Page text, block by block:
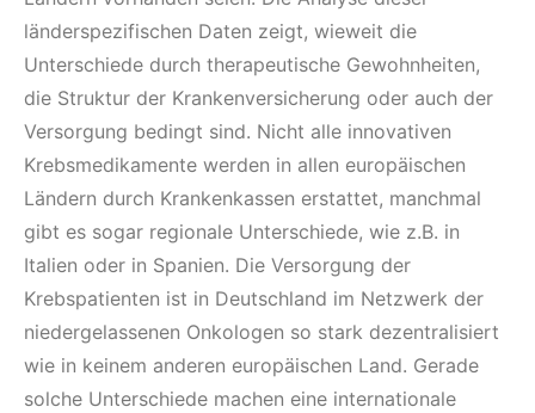
länderspezifischen Daten zeigt, wieweit die
Unterschiede durch therapeutische Gewohnheiten,
die Struktur der Krankenversicherung oder auch der
Versorgung bedingt sind. Nicht alle innovativen
Krebsmedikamente werden in allen europäischen
Ländern durch Krankenkassen erstattet, manchmal
gibt es sogar regionale Unterschiede, wie z.B. in
Italien oder in Spanien. Die Versorgung der
Krebspatienten ist in Deutschland im Netzwerk der
niedergelassenen Onkologen so stark dezentralisiert
wie in keinem anderen europäischen Land. Gerade
solche Unterschiede machen eine internationale